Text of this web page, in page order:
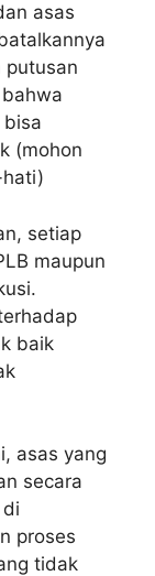
asas
putusan
(mohon
setiap
maupun
baik
asas yang
secara
proses
tidak